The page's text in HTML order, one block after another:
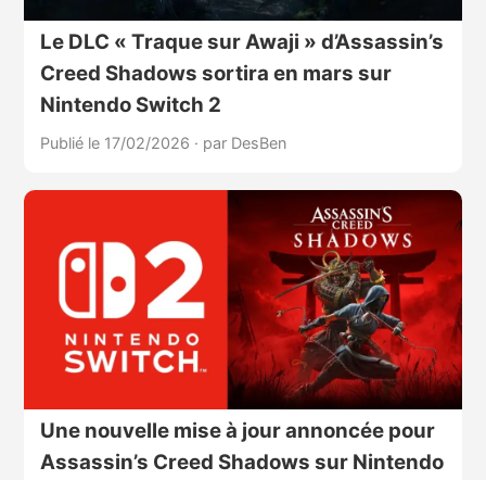
Le DLC « Traque sur Awaji » d’Assassin’s
Creed Shadows sortira en mars sur
Nintendo Switch 2
Publié le 17/02/2026 · par DesBen
Une nouvelle mise à jour annoncée pour
Assassin’s Creed Shadows sur Nintendo